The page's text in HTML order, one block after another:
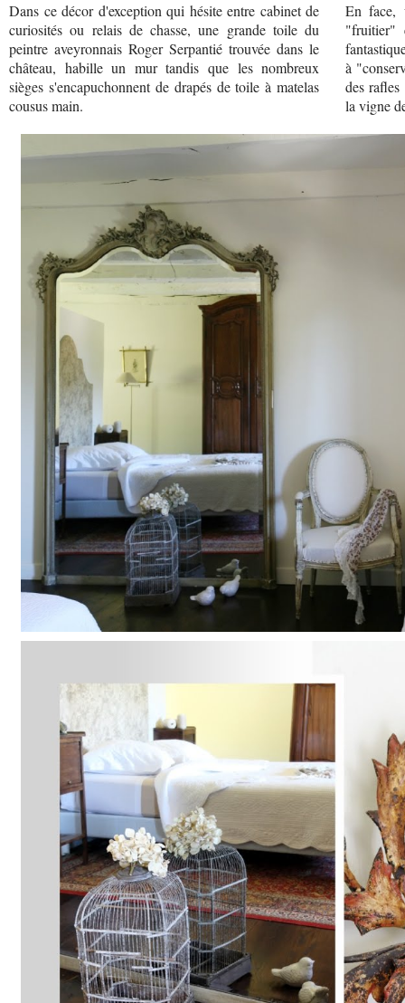
Dans ce décor d'exception qui hésite entre cabinet de
curiosités ou relais de chasse, une grande toile du
peintre aveyronnais Roger Serpantié trouvée dans le
château, habille un mur tandis que les nombreux
sièges s'encapuchonnent de drapés de toile à matelas
cousus main.
En face,
"fruitier"
à
des
la vigne